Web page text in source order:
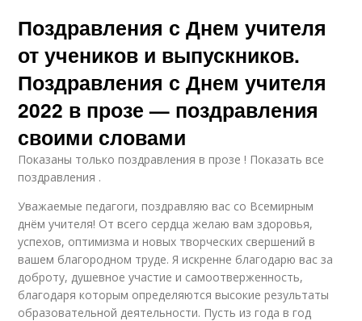
Поздравления с Днем учителя
от учеников и выпускников.
Поздравления с Днем учителя
2022 в прозе — поздравления
своими словами
Показаны только поздравления в прозе ! Показать все
поздравления .
Уважаемые педагоги, поздравляю вас со Всемирным
днём учителя! От всего сердца желаю вам здоровья,
успехов, оптимизма и новых творческих свершений в
вашем благородном труде. Я искренне благодарю вас за
доброту, душевное участие и самоотверженность,
благодаря которым определяются высокие результаты
образовательной деятельности. Пусть из года в год